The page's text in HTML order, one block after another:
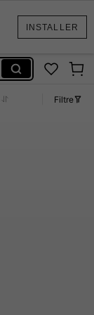
INSTALLER
Filtre